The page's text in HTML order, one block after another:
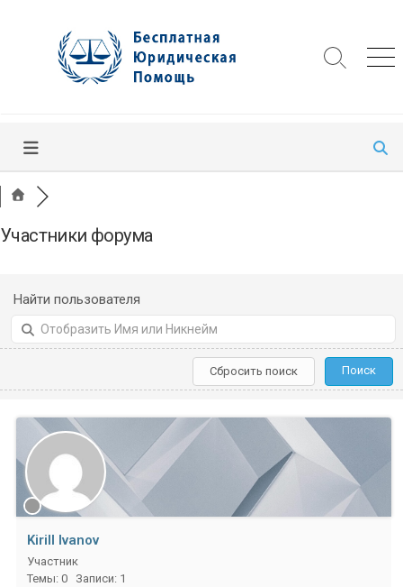
Search
Участники форума
Найти пользователя
Kirill Ivanov
Участник
Темы: 0
Записи: 1